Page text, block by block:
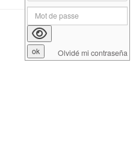
Olvidé mi contraseña